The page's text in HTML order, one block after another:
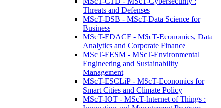
Threats and Defenses
MScT-DSB - MScT-Data Science for
Business
MScT-EDACF - MScT-Economics, Data
Analytics and Corporate Finance
MScT-EESM - MScT-Environmental
Engineering and Sustainability
Management
MScT-ESCLiP - MScT-Economics for
Smart Cities and Climate Policy
MScT-IOT - MScT-Internet of Things :